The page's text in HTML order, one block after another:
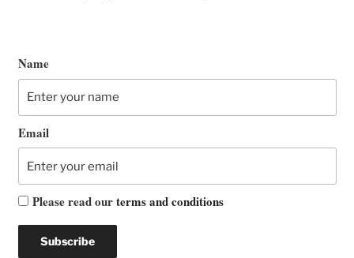
Name
Email
Please read ourterms and conditions